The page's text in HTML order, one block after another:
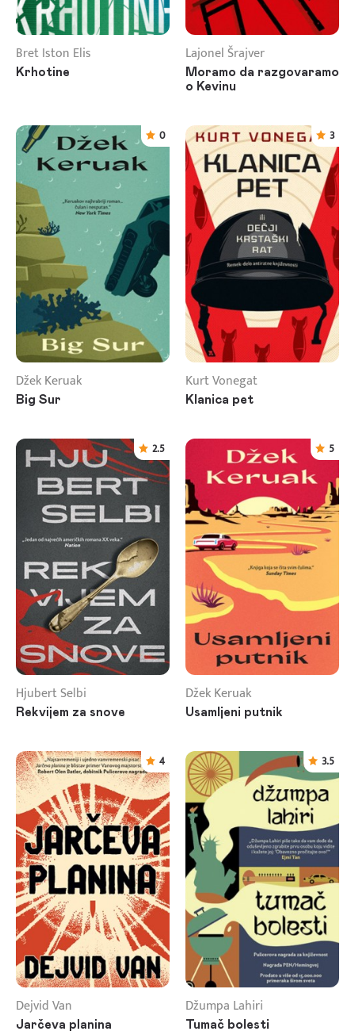
Bret Iston Elis
Krhotine
Lajonel Šrajver
Moramo da razgovaramo
o Kevinu
0
Džek Keruak
Big Sur
3
Kurt Vonegat
Klanica pet
2.5
Hjubert Selbi
Rekvijem za snove
5
Džek Keruak
Usamljeni putnik
4
Dejvid Van
Jarčeva planina
3.5
Džumpa Lahiri
Tumač bolesti